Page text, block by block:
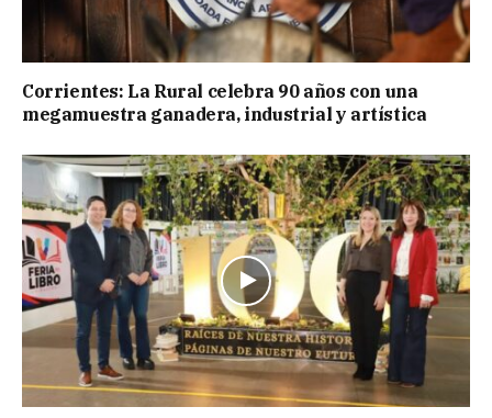
Corrientes: La Rural celebra 90 años con una
megamuestra ganadera, industrial y artística